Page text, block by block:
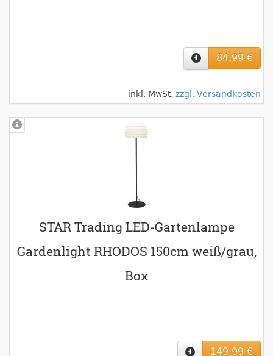
84,99 €
inkl. MwSt. zzgl. Versandkosten
STAR Trading LED-Gartenlampe
Gardenlight RHODOS 150cm weiß/grau,
Box
149,99 €